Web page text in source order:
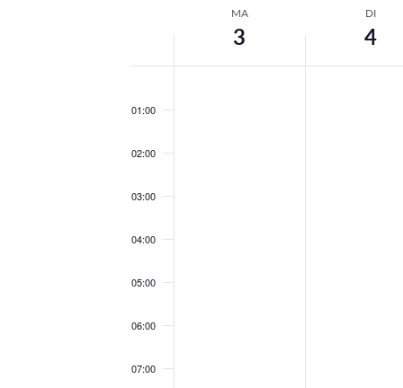
van
MA
3
DI
4
01:00
02:00
03:00
04:00
05:00
06:00
07:00